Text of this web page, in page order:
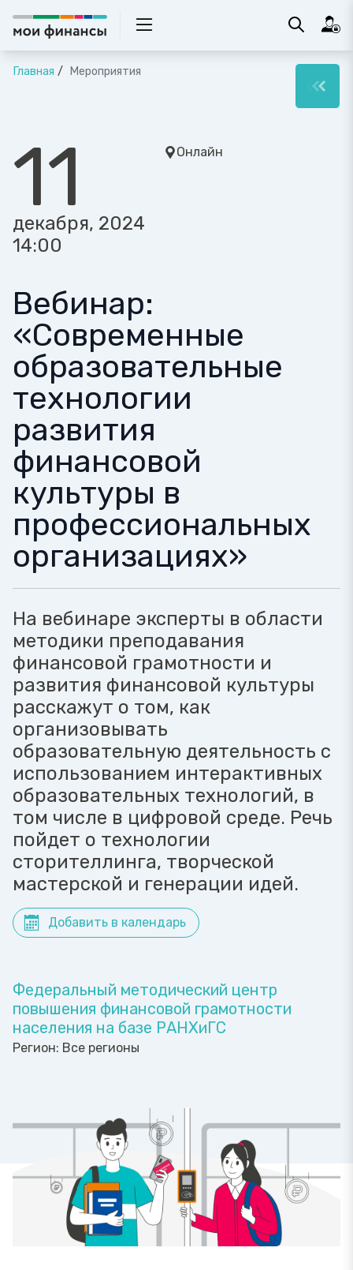
Главная Мероприятия
11
декабря, 2024
14:00
Онлайн
Вебинар:
«Современные
образовательные
технологии
развития
финансовой
культуры в
профессиональных
организациях»
На вебинаре эксперты в области
методики преподавания
финансовой грамотности и
развития финансовой культуры
расскажут о том, как
организовывать
образовательную деятельность с
использованием интерактивных
образовательных технологий, в
том числе в цифровой среде. Речь
пойдет о технологии
сторителлинга, творческой
мастерской и генерации идей.
Добавить в календарь
Федеральный методический центр
повышения финансовой грамотности
населения на базе РАНХиГС
Регион: Все регионы